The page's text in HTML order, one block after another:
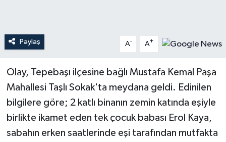
Paylaş A- A+
Olay, Tepebaşı ilçesine bağlı Mustafa Kemal Paşa
Mahallesi Taşlı Sokak'ta meydana geldi. Edinilen
bilgilere göre; 2 katlı binanın zemin katında eşiyle
birlikte ikamet eden tek çocuk babası Erol Kaya,
sabahın erken saatlerinde eşi tarafından mutfakta
Yaşam